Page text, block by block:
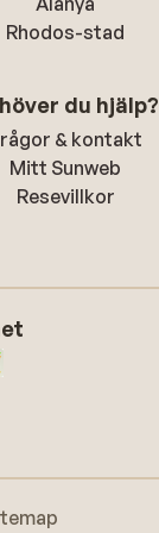
Rhodos-stad
du hjälp?
& kontakt
Mitt Sunweb
Resevillkor